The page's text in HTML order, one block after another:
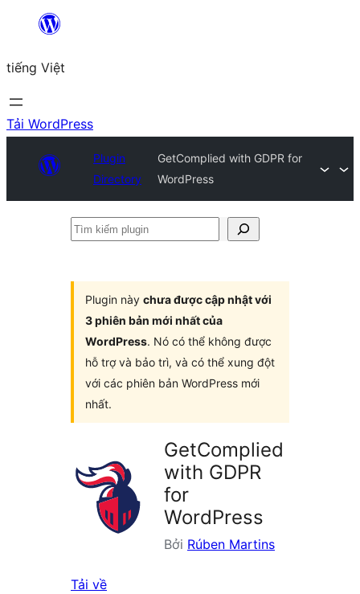
Chuyển
phần
nội
dung
tiếng Việt
Tải WordPress
Plugin
Directory
GetComplied with GDPR for
WordPress
Tìm
Plugin này chưa được cập nhật với
3 phiên bản mới nhất của
WordPress. Nó có thể không được
hỗ trợ và bảo trì, và có thể xung đột
với các phiên bản WordPress mới
nhất.
GetComplied
with GDPR
for
WordPress
Bởi Rúben Martins
Tải về